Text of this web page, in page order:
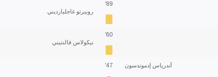
روبيرتو غاجليارديني
89'
نيكولاس فالنتيني
60'
أندرياس إدموندسون 47'